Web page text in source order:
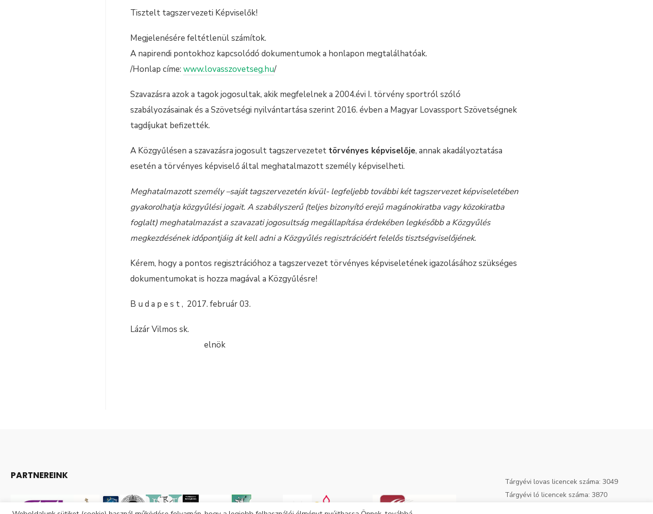
Tisztelt tagszervezeti Képviselők!
Megjelenésére feltétlenül számítok.
A napirendi pontokhoz kapcsolódó dokumentumok a honlapon megtalálhatóak.
/Honlap címe: www.lovasszovetseg.hu/
Szavazásra azok a tagok jogosultak, akik megfelelnek a 2004.évi I. törvény sportról szóló
szabályozásainak és a Szövetségi nyilvántartása szerint 2016. évben a Magyar Lovassport Szövetségnek
tagdíjukat befizették.
A Közgyűlésen a szavazásra jogosult tagszervezetet törvényes képviselője, annak akadályoztatása
esetén a törvényes képviselő által meghatalmazott személy képviselheti.
Meghatalmazott személy –saját tagszervezetén kívül- legfeljebb további két tagszervezet képviseletében
gyakorolhatja közgyűlési jogait. A szabályszerű (teljes bizonyító erejű magánokiratba vagy közokiratba
foglalt) meghatalmazást a szavazati jogosultság megállapítása érdekében legkésőbb a Közgyűlés
megkezdésének időpontjáig át kell adni a Közgyűlés regisztrációért felelős tisztségviselőjének.
Kérem, hogy a pontos regisztrációhoz a tagszervezet törvényes képviseletének igazolásához szükséges
dokumentumokat is hozza magával a Közgyűlésre!
B u d a p e s t , 2017. február 03.
Lázár Vilmos sk.
elnök
PARTNEREINK
Tárgyévi lovas licencek száma: 3049
Tárgyévi ló licencek száma: 3870